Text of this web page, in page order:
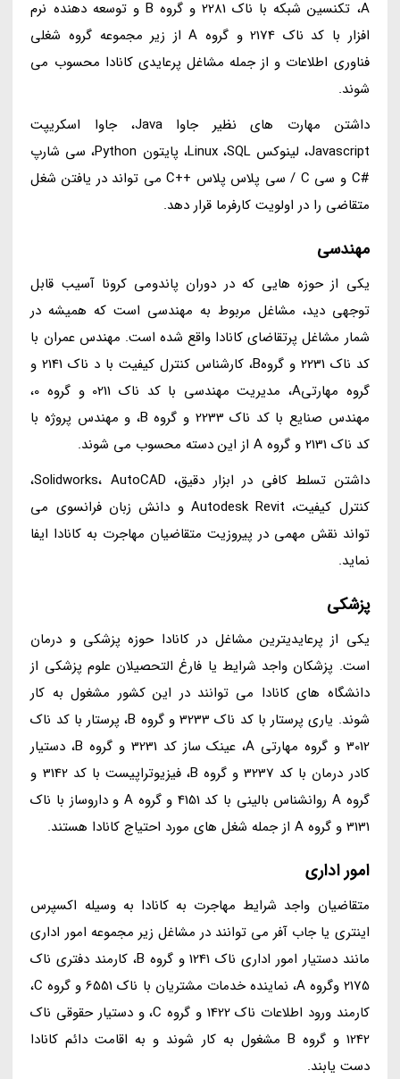
A، تکنسین شبکه با ناک 2281 و گروه B و توسعه دهنده نرم
افزار با کد ناک 2174 و گروه A از زیر مجموعه گروه شغلی
فناوری اطلاعات و از جمله مشاغل پرعایدی کانادا محسوب می
شوند.
داشتن مهارت های نظیر جاوا Java، جاوا اسکریپت
Javascript، لینوکس Linux ،SQL، پایتون Python، سی شارپ
#C و سی C / سی پلاس پلاس ++C می تواند در یافتن شغل
متقاضی را در اولویت کارفرما قرار دهد.
مهندسی
یکی از حوزه هایی که در دوران پاندومی کرونا آسیب قابل
توجهی دید، مشاغل مربوط به مهندسی است که همیشه در
شمار مشاغل پرتقاضای کانادا واقع شده است. مهندس عمران با
کد ناک 2231 و گروهB، کارشناس کنترل کیفیت با د ناک 2141 و
گروه مهارتیA، مدیریت مهندسی با کد ناک 0211 و گروه 0،
مهندس صنایع با کد ناک 2233 و گروه B، و مهندس پروژه با
کد ناک 2131 و گروه A از این دسته محسوب می شوند.
داشتن تسلط کافی در ابزار دقیق، Solidworks، AutoCAD،
کنترل کیفیت، Autodesk Revit و دانش زبان فرانسوی می
تواند نقش مهمی در پیروزیت متقاضیان مهاجرت به کانادا ایفا
نماید.
پزشکی
یکی از پرعایدیترین مشاغل در کانادا حوزه پزشکی و درمان
است. پزشکان واجد شرایط یا فارغ التحصیلان علوم پزشکی از
دانشگاه های کانادا می توانند در این کشور مشغول به کار
شوند. یاری پرستار با کد ناک 3233 و گروه B، پرستار با کد ناک
3012 و گروه مهارتی A، عینک ساز کد 3231 و گروه B، دستیار
کادر درمان با کد 3237 و گروه B، فیزیوتراپیست با کد 3142 و
گروه A روانشناس بالینی با کد 4151 و گروه A و داروساز با ناک
3131 و گروه A از جمله شغل های مورد احتیاج کانادا هستند.
امور اداری
متقاضیان واجد شرایط مهاجرت به کانادا به وسیله اکسپرس
اینتری یا جاب آفر می توانند در مشاغل زیر مجموعه امور اداری
مانند دستیار امور اداری ناک 1241 و گروه B، کارمند دفتری ناک
2175 وگروه A، نماینده خدمات مشتریان با ناک 6551 و گروه C،
کارمند ورود اطلاعات ناک 1422 و گروه C، و دستیار حقوقی ناک
1242 و گروه B مشغول به کار شوند و به اقامت دائم کانادا
دست یابند.